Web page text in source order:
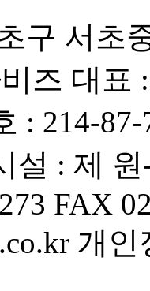
구 서초
즈 대표
: 214-
설 : 제 원
FAX
개